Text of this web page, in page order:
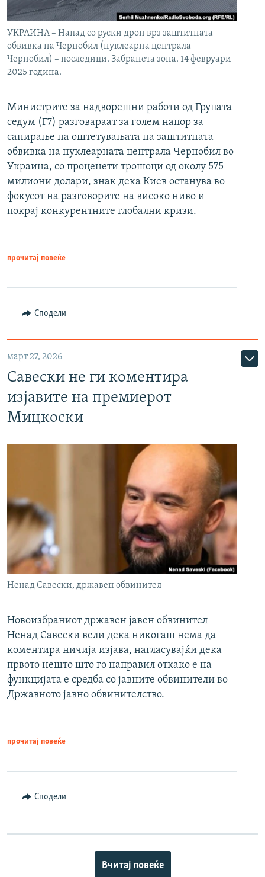
УКРАИНА – Напад со руски дрон врз заштитната
обвивка на Чернобил (нуклеарна централа
Чернобил) – последици. Забранета зона. 14 февруари
2025 година.
Министрите за надворешни работи од Групата
седум (Г7) разговараат за голем напор за
санирање на оштетувањата на заштитната
обвивка на нуклеарната централа Чернобил во
Украина, со проценети трошоци од околу 575
милиони долари, знак дека Киев останува во
фокусот на разговорите на високо ниво и
покрај конкурентните глобални кризи.
прочитај повеќе
Сподели
март 27, 2026
Савески не ги коментира
изјавите на премиерот
Мицкоски
Ненад Савески, државен обвинител
Новоизбраниот државен јавен обвинител
Ненад Савески вели дека никогаш нема да
коментира ничија изјава, нагласувајќи дека
првото нешто што го направил откако е на
функцијата е средба со јавните обвинители во
Државното јавно обвинителство.
прочитај повеќе
Сподели
Вчитај повеќе